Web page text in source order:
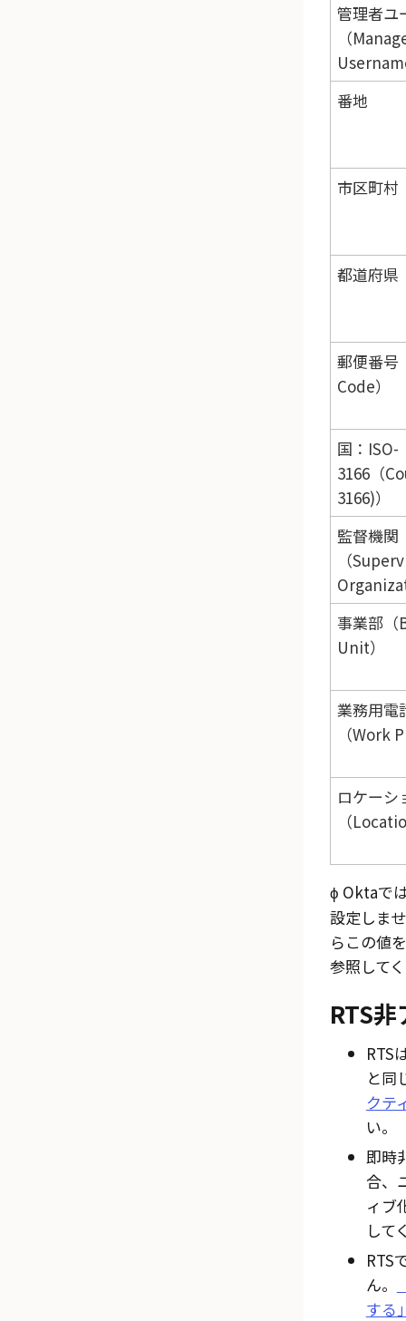
管理者ユ
（
番地
市区町村
都道府県
郵便番号
Code）
国：ISO-
3166（
3166)）
監督機関
（
事業部（
Unit）
業務用電
（Work
ロケーシ
（
ϕ Oktaで
設定しま
らこの値
参照して
RTS
RTS
と同
クテ
い。
即時
合、
ィブ
して
RTS
ん。
する